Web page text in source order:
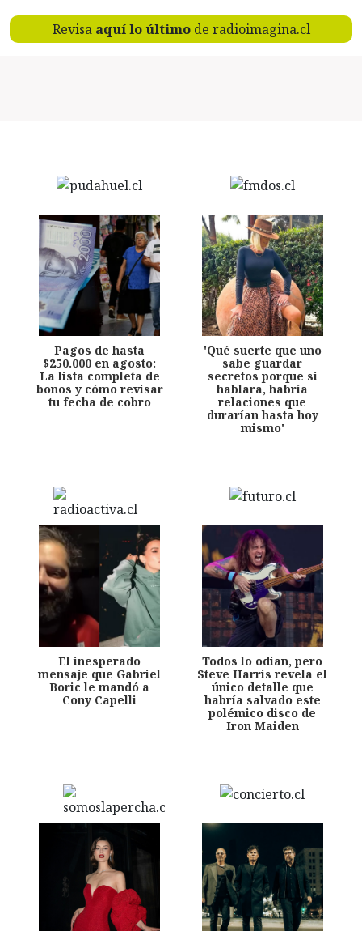
Revisa aquí lo últimode radioimagina.cl
Pagos de hasta
$250.000 en agosto:
La lista completa de
bonos y cómo revisar
tu fecha de cobro
'Qué suerte que uno
sabe guardar
secretos porque si
hablara, habría
relaciones que
durarían hasta hoy
mismo'
El inesperado
mensaje que Gabriel
Boric le mandó a
Cony Capelli
Todos lo odian, pero
Steve Harris revela el
único detalle que
habría salvado este
polémico disco de
Iron Maiden